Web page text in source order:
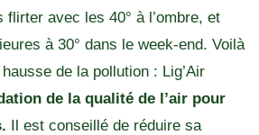
flirter avec les 40° à l’ombre, et
à 30° dans le week-end. Voilà
de la pollution : Lig’Air
de la qualité de l’air pour
Il est conseillé de réduire sa